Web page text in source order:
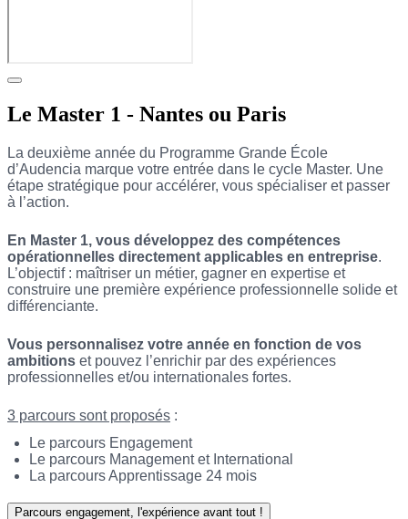
Le Master 1 - Nantes ou Paris
La deuxième année du Programme Grande École
d’Audencia marque votre entrée dans le cycle Master. Une
étape stratégique pour accélérer, vous spécialiser et passer
à l’action.
En Master 1, vous développez des compétences
opérationnelles directement applicables en entreprise.
L’objectif : maîtriser un métier, gagner en expertise et
construire une première expérience professionnelle solide et
différenciante.
Vous personnalisez votre année en fonction de vos
ambitions et pouvez l’enrichir par des expériences
professionnelles et/ou internationales fortes.
3 parcours sont proposés :
Le parcours Engagement
Le parcours Management et International
La parcours Apprentissage 24 mois
Parcours engagement, l'expérience avant tout !